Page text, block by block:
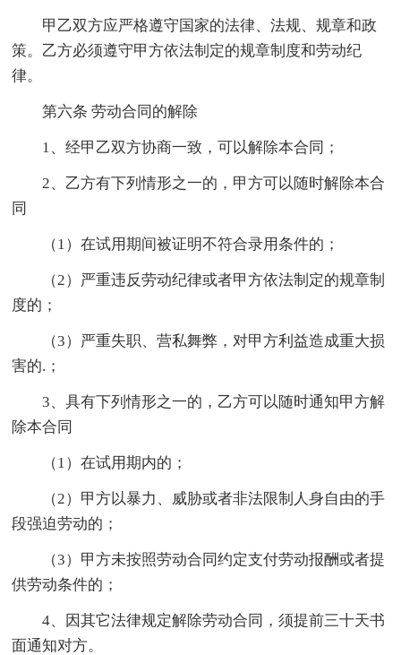
甲乙双方应严格遵守国家的法律、法规、规章和政
策。乙方必须遵守甲方依法制定的规章制度和劳动纪
律。
第六条 劳动合同的解除
1、经甲乙双方协商一致，可以解除本合同；
2、乙方有下列情形之一的，甲方可以随时解除本合
同
（1）在试用期间被证明不符合录用条件的；
（2）严重违反劳动纪律或者甲方依法制定的规章制
度的；
（3）严重失职、营私舞弊，对甲方利益造成重大损
害的.；
3、具有下列情形之一的，乙方可以随时通知甲方解
除本合同
（1）在试用期内的；
（2）甲方以暴力、威胁或者非法限制人身自由的手
段强迫劳动的；
（3）甲方未按照劳动合同约定支付劳动报酬或者提
供劳动条件的；
4、因其它法律规定解除劳动合同，须提前三十天书
面通知对方。